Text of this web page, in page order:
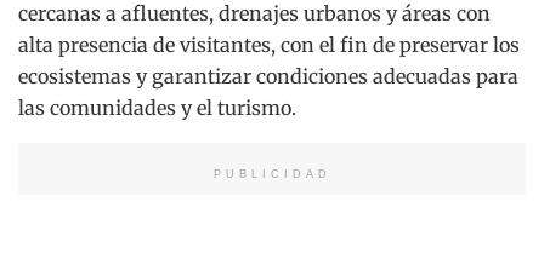
cercanas a afluentes, drenajes urbanos y áreas con
alta presencia de visitantes, con el fin de preservar los
ecosistemas y garantizar condiciones adecuadas para
las comunidades y el turismo.
PUBLICIDAD